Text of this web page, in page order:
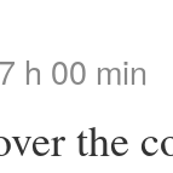
h 00 min
the